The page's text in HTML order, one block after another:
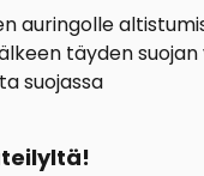
auringolle
täyden
suojassa